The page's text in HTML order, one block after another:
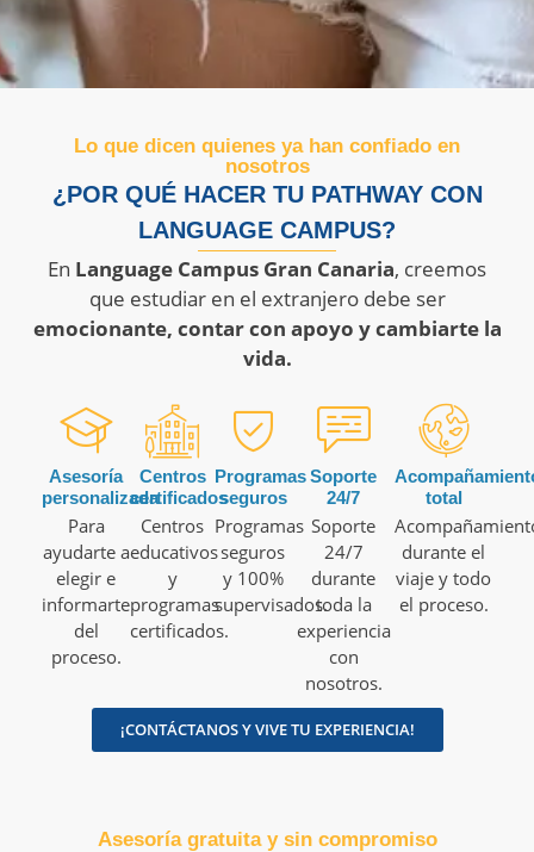
Lo que dicen quienes ya han confiado en
nosotros
¿POR QUÉ HACER TU PATHWAY CON
LANGUAGE CAMPUS?
En Language Campus Gran Canaria, creemos
que estudiar en el extranjero debe ser
emocionante, contar con apoyo y cambiarte la
vida.
Asesoría
personalizada
Para
ayudarte a
elegir e
informarte
del
proceso.
Centros
certificados
Centros
educativos
y
programas
certificados.
Programas
seguros
Programas
seguros
y 100%
supervisados.
Soporte
24/7
Soporte
24/7
durante
toda la
experiencia
con
nosotros.
total
durante el
viaje y todo
el proceso.
¡CONTÁCTANOS Y VIVE TU EXPERIENCIA!
Asesoría gratuita y sin compromiso